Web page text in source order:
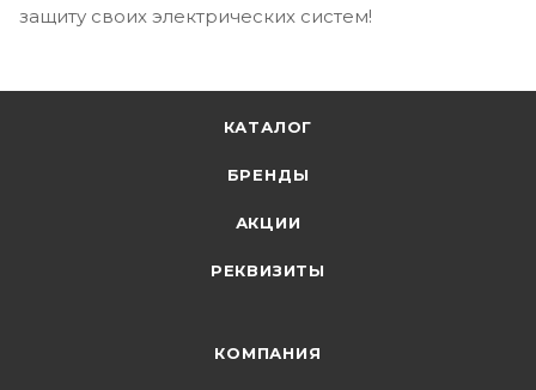
защиту своих электрических систем!
КАТАЛОГ
БРЕНДЫ
АКЦИИ
РЕКВИЗИТЫ
КОМПАНИЯ